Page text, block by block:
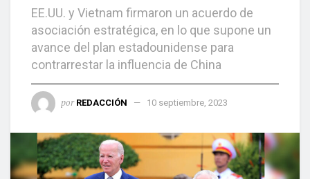
EE.UU. y Vietnam firmaron un acuerdo de
asociación estratégica, en lo que supone un
avance del plan estadounidense para
contrarrestar la influencia de China
por REDACCIÓN 10 septiembre, 2023